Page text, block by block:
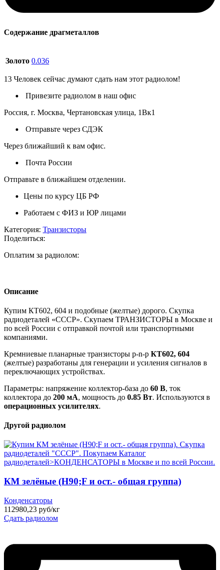
Содержание драгметаллов
Золото 0.036
13 Человек сейчас думают сдать нам этот радиолом!
Привезите радиолом в наш офис
Россия, г. Москва, Чертановская улица, 1Вк1
Отправьте через СДЭК
Через ближайший к вам офис.
Почта России
Отправьте в ближайшем отделении.
Цены по курсу ЦБ РФ
Работаем с ФИЗ и ЮР лицами
Категория: Транзисторы
Поделиться:
Оплатим за радиолом:
Описание
Купим КТ602, 604 и подобные (желтые) дорого. Скупка
радиодеталей «СССР». Скупаем ТРАНЗИСТОРЫ в Москве и
по всей России с отправкой почтой или транспортными
компаниями.
Кремниевые планарные транзисторы p-n-p КТ602, 604
(желтые) разработаны для генерации и усиления сигналов в
переключающих устройствах.
Параметры: напряжение коллектор-база до 60 В, ток
коллектора до 200 мА, мощность до 0.85 Вт. Используются в
операционных усилителях.
Другой радиолом
КМ зелёные (H90;F и ост.- общая группа)
Конденсаторы
112980,23 руб/кг
Сдать радиолом